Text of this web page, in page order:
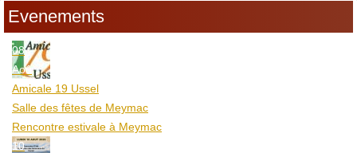
Evenements
08
Aoû
Amicale 19 Ussel
Salle des fêtes de Meymac
Rencontre estivale à Meymac
10